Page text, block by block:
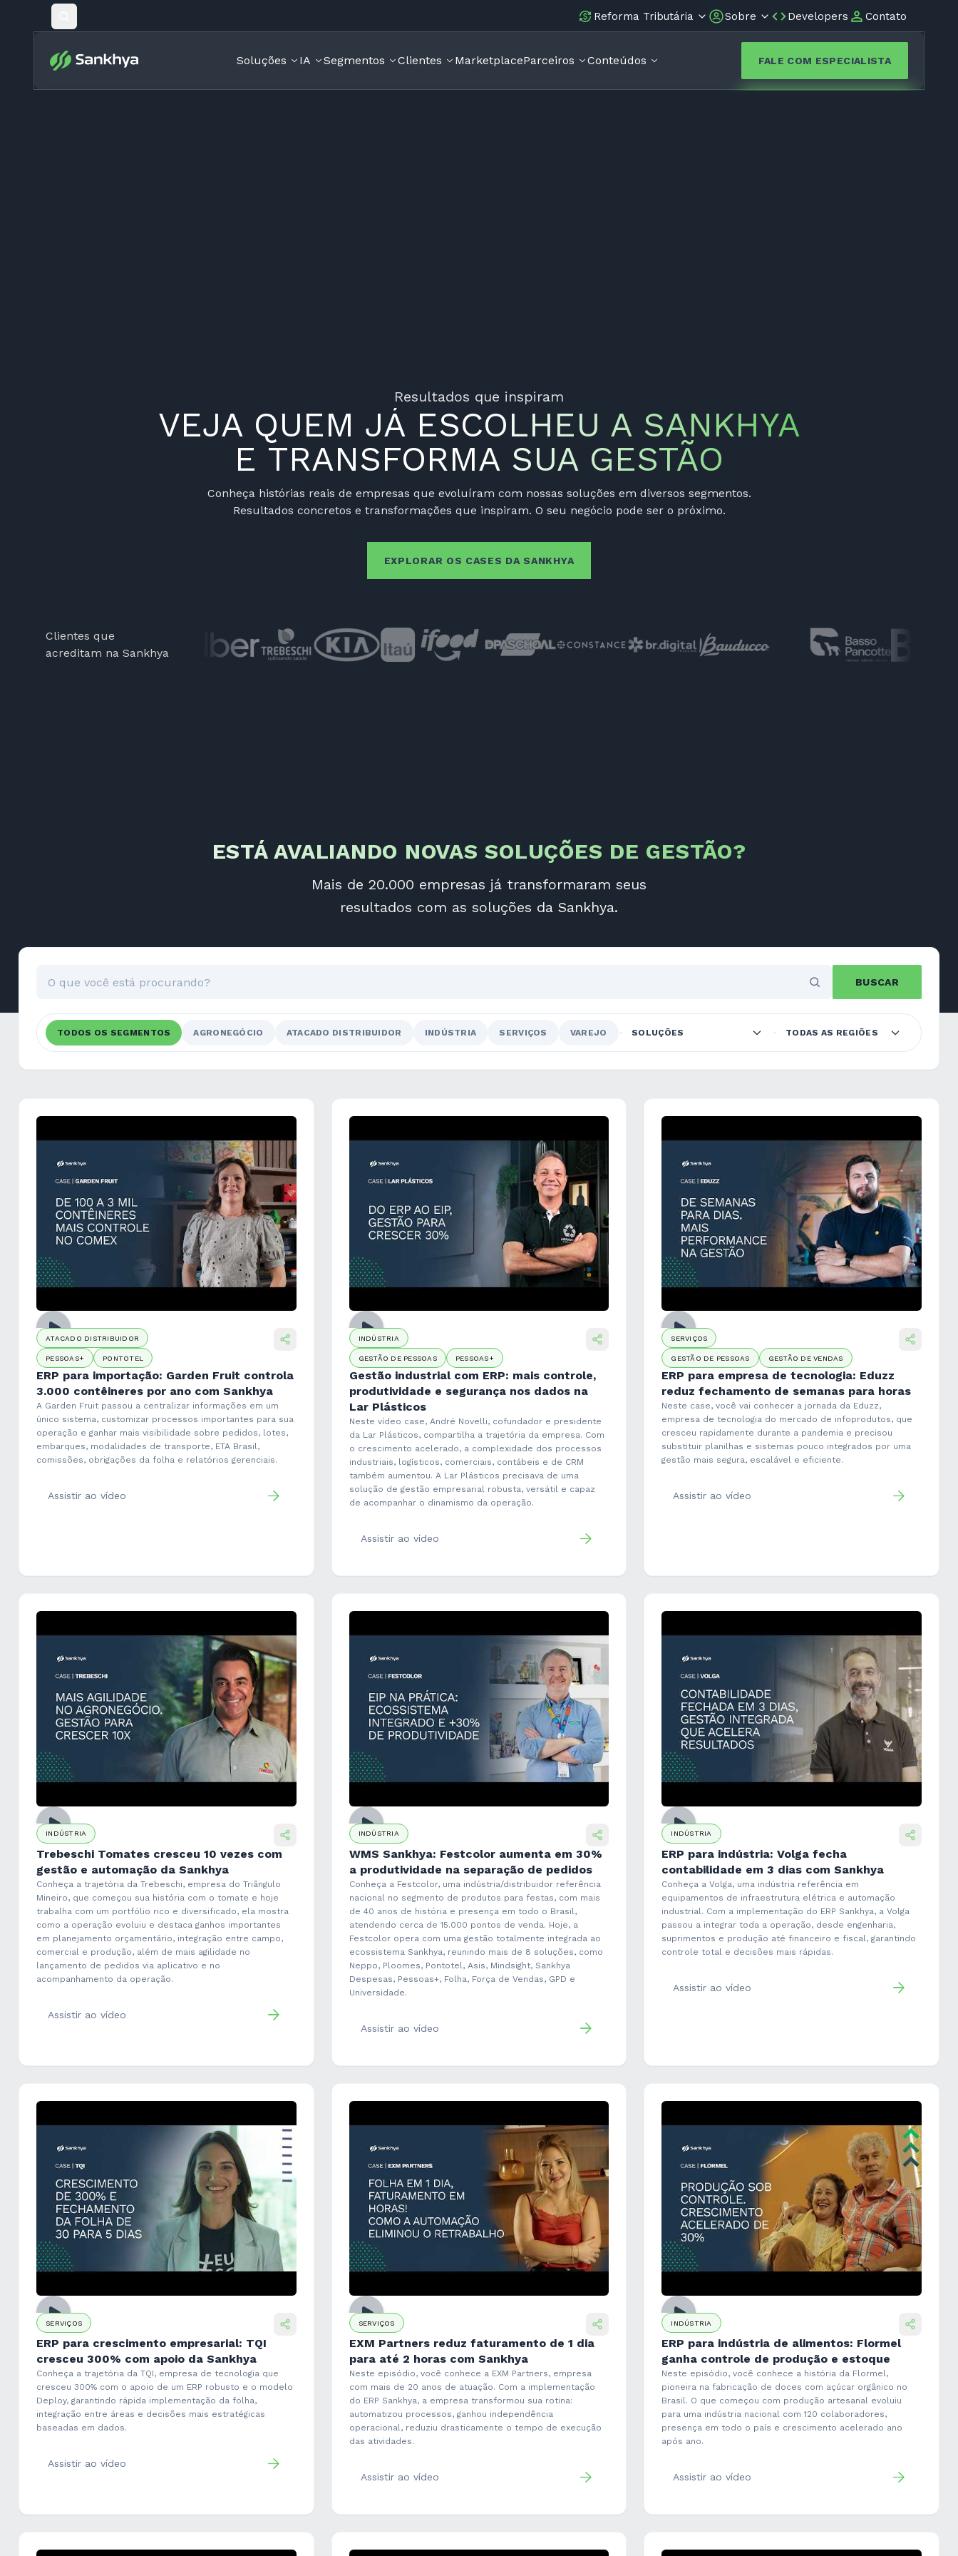
Reforma Tributária Sobre Developers Contato
Soluções IA Segmentos Clientes MarketplaceParceiros Conteúdos FALE COM ESPECIALISTA
Resultados que inspiram
VEJA QUEM JÁ ESCOLHEU A SANKHYA
E TRANSFORMA SUA GESTÃO
Conheça histórias reais de empresas que evoluíram com nossas soluções em diversos segmentos.
Resultados concretos e transformações que inspiram. O seu negócio pode ser o próximo.
EXPLORAR OS CASES DA SANKHYA
Clientes que
acreditam na Sankhya
ESTÁ AVALIANDO NOVAS SOLUÇÕES DE GESTÃO?
Mais de 20.000 empresas já transformaram seus
resultados com as soluções da Sankhya.
BUSCAR
TODOS OS SEGMENTOS AGRONEGÓCIO ATACADO DISTRIBUIDOR INDÚSTRIA SERVIÇOS VAREJO
ATACADO DISTRIBUIDOR
PESSOAS+ PONTOTEL
ERP para importação: Garden Fruit controla
3.000 contêineres por ano com Sankhya
A Garden Fruit passou a centralizar informações em um
único sistema, customizar processos importantes para sua
operação e ganhar mais visibilidade sobre pedidos, lotes,
embarques, modalidades de transporte, ETA Brasil,
comissões, obrigações da folha e relatórios gerenciais.
Assistir ao vídeo
INDÚSTRIA
GESTÃO DE PESSOAS PESSOAS+
Gestão industrial com ERP: mais controle,
produtividade e segurança nos dados na
Lar Plásticos
Neste vídeo case, André Novelli, cofundador e presidente
da Lar Plásticos, compartilha a trajetória da empresa. Com
o crescimento acelerado, a complexidade dos processos
industriais, logísticos, comerciais, contábeis e de CRM
também aumentou. A Lar Plásticos precisava de uma
solução de gestão empresarial robusta, versátil e capaz
de acompanhar o dinamismo da operação.
Assistir ao vídeo
SERVIÇOS
GESTÃO DE PESSOAS GESTÃO DE VENDAS
ERP para empresa de tecnologia: Eduzz
reduz fechamento de semanas para horas
Neste case, você vai conhecer a jornada da Eduzz,
empresa de tecnologia do mercado de infoprodutos, que
cresceu rapidamente durante a pandemia e precisou
substituir planilhas e sistemas pouco integrados por uma
gestão mais segura, escalável e eficiente.
Assistir ao vídeo
INDÚSTRIA
Trebeschi Tomates cresceu 10 vezes com
gestão e automação da Sankhya
Conheça a trajetória da Trebeschi, empresa do Triângulo
Mineiro, que começou sua história com o tomate e hoje
trabalha com um portfólio rico e diversificado, ela mostra
como a operação evoluiu e destaca ganhos importantes
em planejamento orçamentário, integração entre campo,
comercial e produção, além de mais agilidade no
lançamento de pedidos via aplicativo e no
acompanhamento da operação.
Assistir ao vídeo
INDÚSTRIA
WMS Sankhya: Festcolor aumenta em 30%
a produtividade na separação de pedidos
Conheça a Festcolor, uma indústria/distribuidor referência
nacional no segmento de produtos para festas, com mais
de 40 anos de história e presença em todo o Brasil,
atendendo cerca de 15.000 pontos de venda. Hoje, a
Festcolor opera com uma gestão totalmente integrada ao
ecossistema Sankhya, reunindo mais de 8 soluções, como
Neppo, Ploomes, Pontotel, Asis, Mindsight, Sankhya
Despesas, Pessoas+, Folha, Força de Vendas, GPD e
Universidade.
Assistir ao vídeo
INDÚSTRIA
ERP para indústria: Volga fecha
contabilidade em 3 dias com Sankhya
Conheça a Volga, uma indústria referência em
equipamentos de infraestrutura elétrica e automação
industrial. Com a implementação do ERP Sankhya, a Volga
passou a integrar toda a operação, desde engenharia,
suprimentos e produção até financeiro e fiscal, garantindo
controle total e decisões mais rápidas.
Assistir ao vídeo
SERVIÇOS
ERP para crescimento empresarial: TQI
cresceu 300% com apoio da Sankhya
Conheça a trajetória da TQI, empresa de tecnologia que
cresceu 300% com o apoio de um ERP robusto e o modelo
Deploy, garantindo rápida implementação da folha,
integração entre áreas e decisões mais estratégicas
baseadas em dados.
Assistir ao vídeo
SERVIÇOS
EXM Partners reduz faturamento de 1 dia
para até 2 horas com Sankhya
Neste episódio, você conhece a EXM Partners, empresa
com mais de 20 anos de atuação. Com a implementação
do ERP Sankhya, a empresa transformou sua rotina:
automatizou processos, ganhou independência
operacional, reduziu drasticamente o tempo de execução
das atividades.
Assistir ao vídeo
INDÚSTRIA
ERP para indústria de alimentos: Flormel
ganha controle de produção e estoque
Neste episódio, você conhece a história da Flormel,
pioneira na fabricação de doces com açúcar orgânico no
Brasil. O que começou com produção artesanal evoluiu
para uma indústria nacional com 120 colaboradores,
presença em todo o país e crescimento acelerado ano
após ano.
Assistir ao vídeo